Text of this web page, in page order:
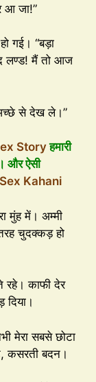
आ जा!”
गई। “बड़ा
लण्ड! मैं तो आज
से देख ले।”
Storyहमारी
और ऐसी
Kahani
मुंह में। अम्मी
चुदक्कड़ हो
रहे। काफी देर
मेरा सबसे छोटा
कसरती बदन।